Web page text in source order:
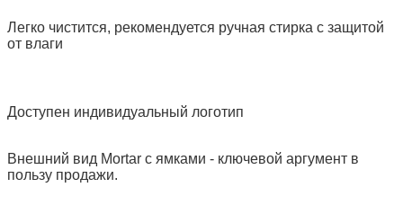
Легко чистится, рекомендуется ручная стирка с защитой
от влаги
Доступен индивидуальный логотип
Внешний вид Mortar с ямками - ключевой аргумент в
пользу продажи.